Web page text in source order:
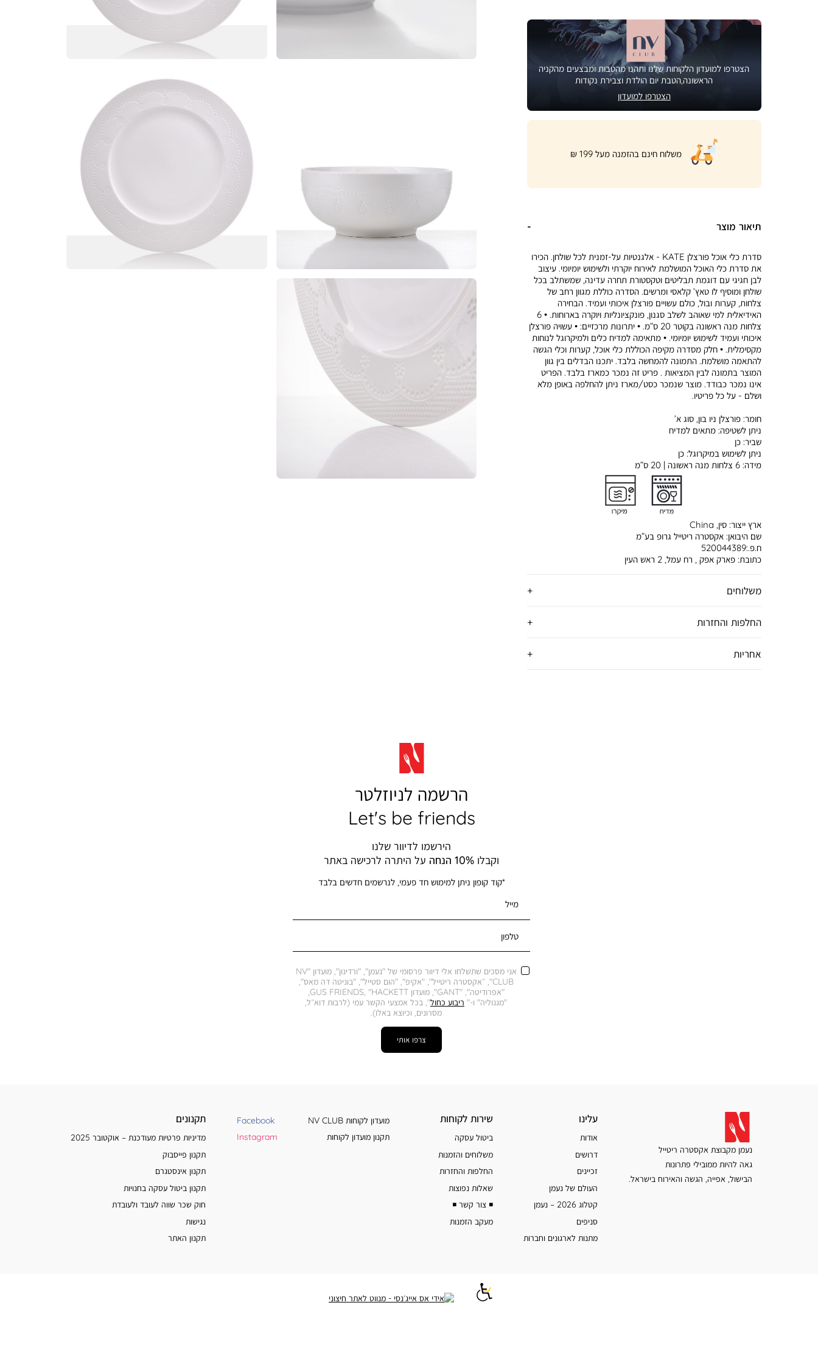
הצטרפו למועדון הלקוחות שלנו ותהנו מהטבות ומבצעים מהקניה
הראשונה,הטבת יום הולדת וצבירת נקודות
הצטרפו למועדון
|
product
page
banner
משלוח חינם בהזמנה מעל 199 ₪
תיאור מוצר
סדרת כלי אוכל פורצלן KATE - אלגנטיות על-זמנית לכל שולחן. הכירו
את סדרת כלי האוכל המושלמת לאירוח יוקרתי ולשימוש יומיומי. עיצוב
לבן חגיגי עם דוגמת תבליטים וטקסטורת תחרה עדינה, שמשתלב בכל
שולחן ומוסיף לו טאץ’ קלאסי ומרשים. הסדרה כוללת מגוון רחב של
צלחות, קערות ובול, כולם עשויים פורצלן איכותי ועמיד. הבחירה
האידיאלית למי שאוהב לשלב סגנון, פונקציונליות ויוקרה בארוחות. • 6
צלחות מנה ראשונה בקוטר 20 ס”מ. • יתרונות מרכזיים: • עשויה פורצלן
איכותי ועמיד לשימוש יומיומי. • מתאימה למדיח כלים ולמיקרוגל לנוחות
מקסימלית. • חלק מסדרה מקיפה הכוללת כלי אוכל, קערות וכלי הגשה
להתאמה מושלמת. התמונה להמחשה בלבד. יתכנו הבדלים בין גוון
המוצר בתמונה לבין המציאות . פריט זה נמכר כמארז בלבד. הפריט
אינו נמכר כבודד. מוצר שנמכר כסט/מארז ניתן להחלפה באופן מלא
ושלם - על כל פריטיו.
חומר:פורצלן ניו בון, סוג א’
ניתן לשטיפה:מתאים למדיח
שביר:כן
ניתן לשימוש במיקרוגל:כן
מידה:6 צלחות מנה ראשונה | 20 ס”מ
ארץ ייצור:סין, China
שם היבואן:אקסטרה ריטייל גרופ בע”מ
ח.פ.:520044389
כתובת:פארק אפק , רח עמל, 2 ראש העין
משלוחים
החלפות והחזרות
אחריות
הרשמה לניוזלטר
Let's be friends
הירשמו לדיוור שלנו
וקבלו 10% הנחה על היתרה לרכישה באתר
*קוד קופון ניתן למימוש חד פעמי, לנרשמים חדשים בלבד
מייל
טלפון
אני מסכים שתשלחו אלי דיוור פרסומי של "נעמן", "ורדינון", מועדון "NV
CLUB", ״אקסטרה ריטייל", "אקיפ", "הום סטייל", "בוניטה דה מאס",
"מגנוליה" ו-" ריבוע כחול", בכל אמצעי הקשר עמי (לרבות דוא״ל,
מסרונים, וכיוצא באלו).
צרפו אותי
נעמן מקבוצת אקסטרה ריטייל
גאה להיות ממובילי פתרונות
הבישול, אפייה, הגשה והאירוח בישראל.
עלינו
עלינו
אודות
דרושים
זכיינים
העולם של נעמן
קטלוג 2026 – נעמן
סניפים
מתנות לארגונים וחברות
שירות
שירות לקוחות
ביטול עסקה
משלוחים והזמנות
החלפות והחזרות
שאלות נפוצות
◾️ צור קשר ◾️
מעקב הזמנות
מידע
נוסף
מועדון לקוחות NV CLUB
תקנון מועדון לקוחות
Facebook
Instagram
תקנונים
מדיניות פרטיות מעודכנת – אוקטובר 2025
תקנון פייסבוק
תקנון אינסטגרם
תקנון ביטול עסקה בחנויות
חוק שכר שווה לעובד ולעובדת
נגישות
תקנון האתר